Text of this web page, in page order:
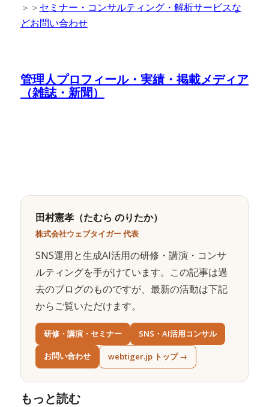
＞＞ セミナー・コンサルティング・解析サービスな
どお問い合わせ
管理人プロフィール・実績・掲載メディア
（雑誌・新聞）
田村憲孝（たむら のりたか）
株式会社ウェブタイガー 代表
SNS運用と生成AI活用の研修・講演・コンサ
ルティングを手がけています。この記事は過
去のブログのものですが、最新の活動は下記
からご覧いただけます。
研修・講演・セミナー SNS・AI活用コンサル
お問い合わせ webtiger.jp トップ →
もっと読む